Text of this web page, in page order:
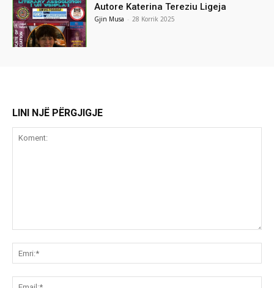
Autore Katerina Tereziu Ligeja
Gjin Musa - 28 Korrik 2025
LINI NJË PËRGJIGJE